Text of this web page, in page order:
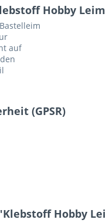
Hobby
auf
(GPSR)
Hobby